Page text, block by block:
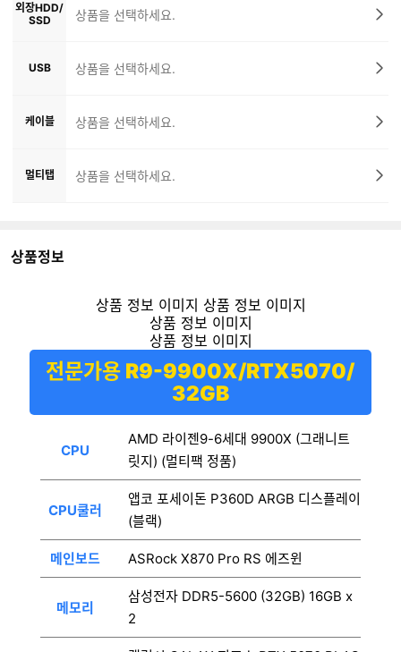
외장HDD/
SSD
상품을 선택하세요.
USB 상품을 선택하세요.
케이블 상품을 선택하세요.
멀티탭 상품을 선택하세요.
상품정보
전문가용 R9-9900X/RTX5070/
32GB
CPU
AMD 라이젠9-6세대 9900X (그래니트
릿지) (멀티팩 정품)
CPU쿨러
앱코 포세이돈 P360D ARGB 디스플레이
(블랙)
메인보드 ASRock X870 Pro RS 에즈윈
메모리
삼성전자 DDR5-5600 (32GB) 16GB x
2